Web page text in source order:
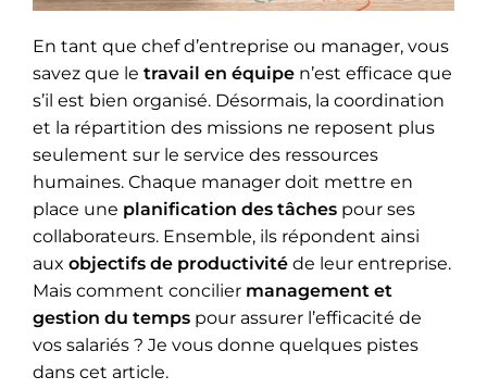
En tant que chef d’entreprise ou manager, vous
savez que le travail en équipe n’est efficace que
s’il est bien organisé. Désormais, la coordination
et la répartition des missions ne reposent plus
seulement sur le service des ressources
humaines. Chaque manager doit mettre en
place une planification des tâches pour ses
collaborateurs. Ensemble, ils répondent ainsi
aux objectifs de productivité de leur entreprise.
Mais comment concilier management et
gestion du temps pour assurer l’efficacité de
vos salariés ? Je vous donne quelques pistes
dans cet article.